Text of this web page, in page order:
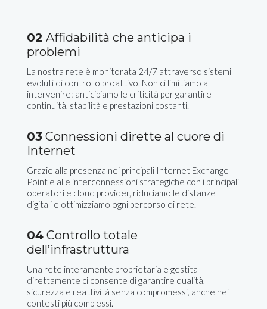
02 Affidabilità che anticipa i
problemi
La nostra rete è monitorata 24/7 attraverso sistemi
evoluti di controllo proattivo. Non ci limitiamo a
intervenire: anticipiamo le criticità per garantire
continuità, stabilità e prestazioni costanti.
03 Connessioni dirette al cuore di
Internet
Grazie alla presenza nei principali Internet Exchange
Point e alle interconnessioni strategiche con i principali
operatori e cloud provider, riduciamo le distanze
digitali e ottimizziamo ogni percorso di rete.
04 Controllo totale
dell’infrastruttura
Una rete interamente proprietaria e gestita
direttamente ci consente di garantire qualità,
sicurezza e reattività senza compromessi, anche nei
contesti più complessi.